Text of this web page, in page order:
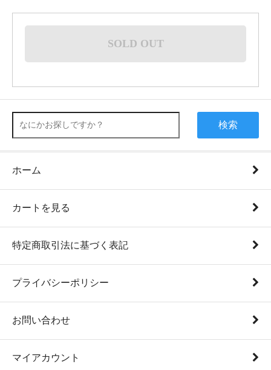
SOLD OUT
検索
ホーム
カートを見る
特定商取引法に基づく表記
プライバシーポリシー
お問い合わせ
マイアカウント